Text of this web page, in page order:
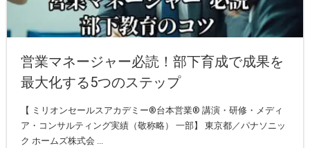
営業マネージャー必読！部下育成で成果を
最大化する5つのステップ
【 ミリオンセールスアカデミー®︎台本営業®︎ 講演・研修・メディ
ア・コンサルティング実績（敬称略） 一部】 東京都／パナソニッ
ク ホームズ株式会 ...